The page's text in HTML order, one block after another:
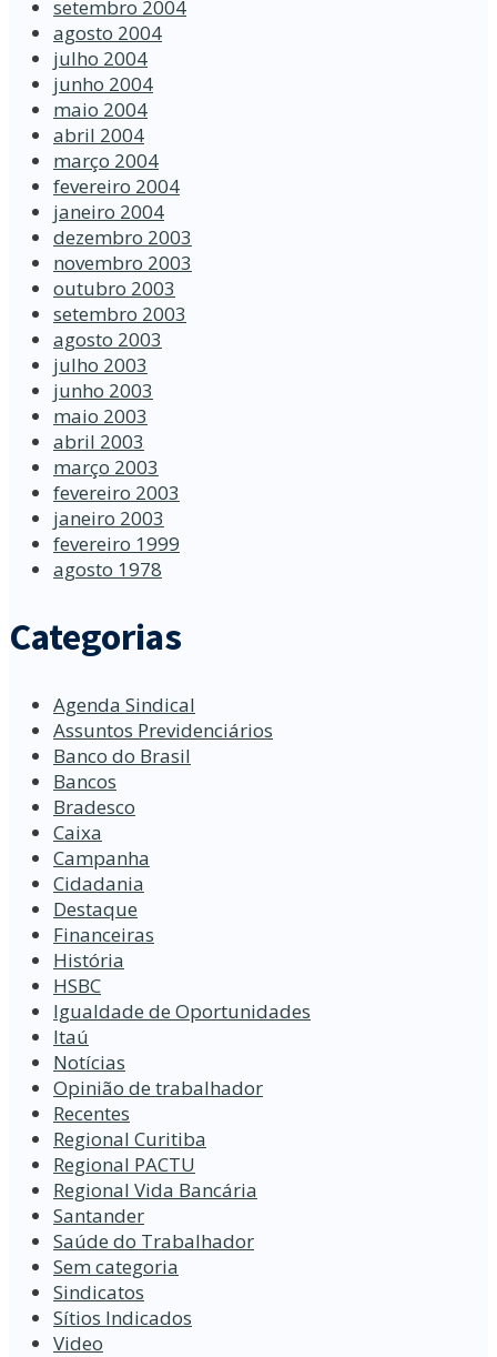
setembro 2004
agosto 2004
julho 2004
junho 2004
maio 2004
abril 2004
março 2004
fevereiro 2004
janeiro 2004
dezembro 2003
novembro 2003
outubro 2003
setembro 2003
agosto 2003
julho 2003
junho 2003
maio 2003
abril 2003
março 2003
fevereiro 2003
janeiro 2003
fevereiro 1999
agosto 1978
Categorias
Agenda Sindical
Assuntos Previdenciários
Banco do Brasil
Bancos
Bradesco
Caixa
Campanha
Cidadania
Destaque
Financeiras
História
HSBC
Igualdade de Oportunidades
Itaú
Notícias
Opinião de trabalhador
Recentes
Regional Curitiba
Regional PACTU
Regional Vida Bancária
Santander
Saúde do Trabalhador
Sem categoria
Sindicatos
Sítios Indicados
Video